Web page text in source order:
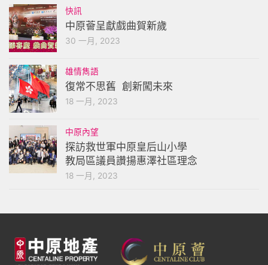
快訊
中原薈呈獻戲曲賀新歲
30 一月, 2023
雄情雋語
復常不思舊 創新闖未來
18 一月, 2023
中原內望
探訪救世軍中原皇后山小學
教局區議員讚揚惠澤社區理念
18 一月, 2023